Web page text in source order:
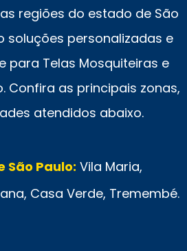
regiões do estado de São
soluções personalizadas e
para Telas Mosquiteiras e
Confira as principais zonas,
atendidos abaixo.
São Paulo: Vila Maria,
Casa Verde, Tremembé.